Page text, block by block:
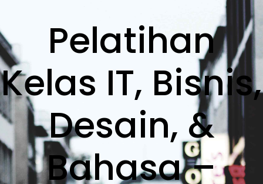
Pelatihan
Kelas IT, Bisnis,
Desain, &
Bahasa –